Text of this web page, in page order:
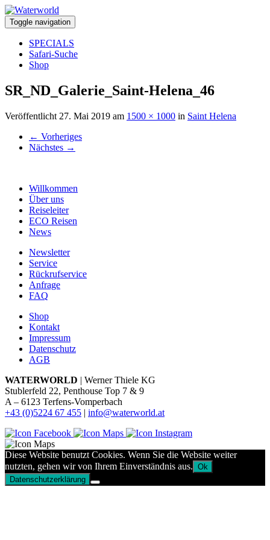
Toggle navigation
SPECIALS
Safari-Suche
Shop
SR_ND_Galerie_Saint-Helena_46
Veröffentlicht 27. Mai 2019 am 1500 × 1000 in Saint Helena
← Vorheriges
Nächstes →
Willkommen
Über uns
Reiseleiter
ECO Reisen
News
Newsletter
Service
Rückrufservice
Anfrage
FAQ
Shop
Kontakt
Impressum
Datenschutz
AGB
WATERWORLD | Werner Thiele KG
Stublerfeld 22, Penthouse Top 7 & 9
A – 6123 Terfens-Vomperbach
+43 (0)5224 67 455 | info@waterworld.at
Diese Website benutzt Cookies. Wenn Sie die Website weiter
nutzten, gehen wir von Ihrem Einverständnis aus. Ok
Datenschutzerklärung